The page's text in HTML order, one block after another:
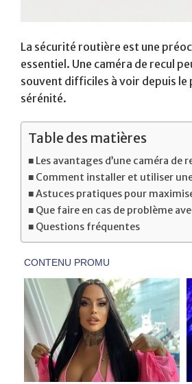
La sécurité routière est une
essentiel. Une caméra de recul
souvent difficiles à voir depuis
sérénité.
Table des matières
Les avantages d’une caméra
Comment installer et utiliser
Astuces pratiques pour
Que faire en cas de problème
Questions fréquentes